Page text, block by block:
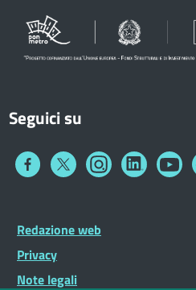
Seguici su
Collegamento
Collegamento
a
Collegamento
a a a
Widget
Footer
menu
Redazione web
Privacy
Note legali